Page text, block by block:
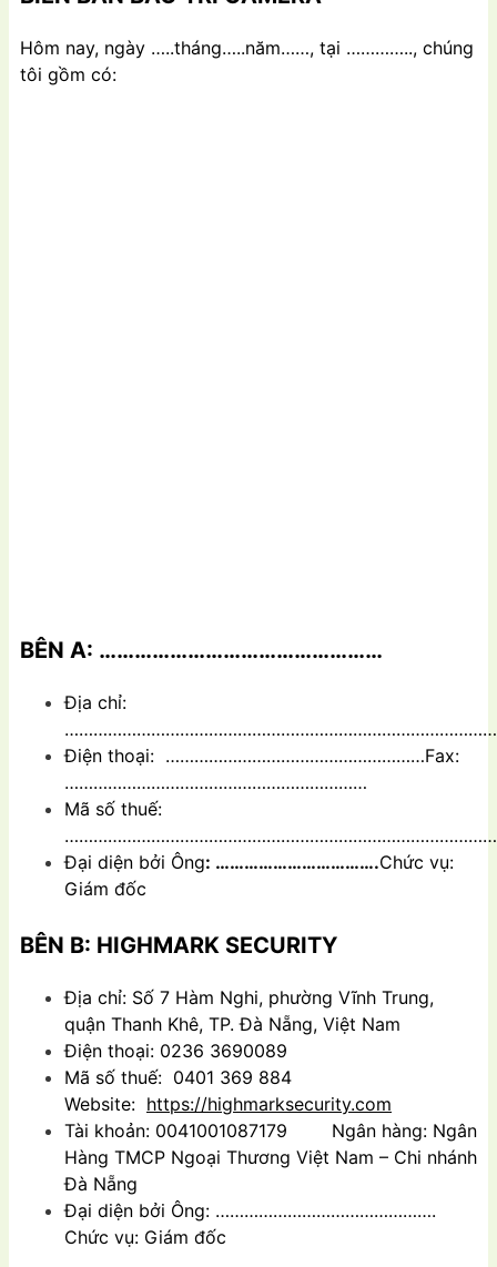
Hôm nay, ngày …..tháng…..năm……, tại ………….., chúng
tôi gồm có:
BÊN A: …………………………………………
Địa chỉ:
Điện thoại: ………………………………………………Fax:
………………………………………………………
Mã số thuế:
Đại diện bởi Ông: …………………………….Chức vụ:
Giám đốc
BÊN B: HIGHMARK SECURITY
Địa chỉ: Số 7 Hàm Nghi, phường Vĩnh Trung,
quận Thanh Khê, TP. Đà Nẵng, Việt Nam
Điện thoại: 0236 3690089
Mã số thuế: 0401 369 884
Website: https://highmarksecurity.com
Tài khoản: 0041001087179 Ngân hàng: Ngân
Hàng TMCP Ngoại Thương Việt Nam – Chi nhánh
Đà Nẵng
Đại diện bởi Ông: ……………………………………….
Chức vụ: Giám đốc